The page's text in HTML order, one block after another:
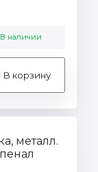
В наличии
В корзину